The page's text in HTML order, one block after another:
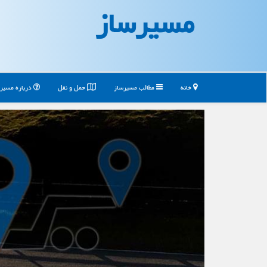
مسیرساز
خانه مطالب مسیرساز حمل و نقل درباره